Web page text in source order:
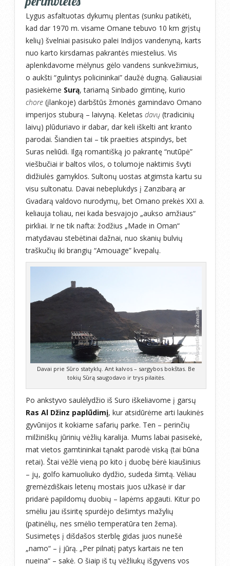
Lygus asfaltuotas dykumų plentas (sunku patikėti,
kad dar 1970 m. visame Omane tebuvo 10 km grįstų
kelių) švelniai pasisuko palei Indijos vandenyną, karts
nuo karto kirsdamas pakrantės miestelius. Vis
aplenkdavome mėlynus gėlo vandens sunkvežimius,
o aukšti “gulintys policininkai” daužė dugną. Galiausiai
pasiekėme Surą, tariamą Sinbado gimtinę, kurio
chore (įlankoje) darbštūs žmonės gamindavo Omano
imperijos stuburą – laivyną. Keletas davų (tradicinių
laivų) plūduriavo ir dabar, dar keli iškelti ant kranto
parodai. Šiandien tai – tik praeities atspindys, bet
Suras neliūdi. Ilgą romantišką jo pakrantę “nutūpė”
viešbučiai ir baltos vilos, o tolumoje naktimis švyti
didžiulės gamyklos. Sultonų uostas atgimsta kartu su
visu sultonatu. Davai nebeplukdys į Zanzibarą ar
Gvadarą valdovo nurodymų, bet Omano prekės XXI a.
keliauja toliau, nei kada besvajojo „aukso amžiaus“
pirkliai. Ir ne tik nafta: žodžius „Made in Oman“
matydavau stebėtinai dažnai, nuo skanių bulvių
traškučių iki brangių “Amouage” kvepalų.
Davai prie Sūro statyklų. Ant kalvos – sargybos bokštas. Be
tokių Sūrą saugodavo ir trys pilaitės.
Po ankstyvo saulėlydžio iš Suro iškeliavome į garsų
Ras Al Džinz paplūdimį, kur atsidūrėme arti laukinės
gyvūnijos it kokiame safarių parke. Ten – perinčių
milžiniškų jūrinių vėžlių karalija. Mums labai pasisekė,
mat vietos gamtininkai tąnakt parodė viską (tai būna
retai). Štai vėžlė vieną po kito į duobę bėrė kiaušinius
– jų, golfo kamuoliuko dydžio, sudeda šimtą. Vėliau
gremėzdiškais letenų mostais juos užkasė ir dar
pridarė papildomų duobių – lapėms apgauti. Kitur po
smėliu jau išsiritę spurdėjo dešimtys mažylių
(patinėlių, nes smėlio temperatūra ten žema).
Susimetęs į dišdašos sterblę gidas juos nunešė
„namo“ – į jūrą. „Per pilnatį patys kartais ne ten
nueina“ – sakė. O šiaip iš tų vėžliukų išgyvens vos